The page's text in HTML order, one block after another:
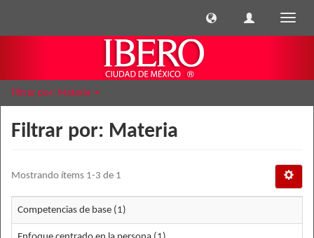
Filtrar por: Materia
Filtrar por: Materia
Mostrando ítems 1-3 de 1
Competencias de base (1)